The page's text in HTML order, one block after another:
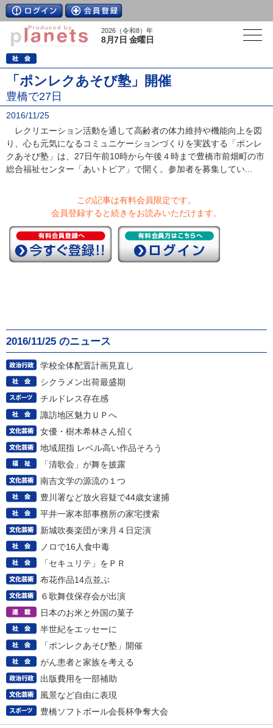
2026（令和8）年
8月7日 金曜日
「ポンレクあそび塾」開催
豊橋で27日
2016/11/25
レクリエーション活動を通して高齢者の体力維持や機能向上を図
り、心も元気になるコミュニケーションづくりを実践する「ポンレ
クあそび塾」は、27日午前10時から午後４時まで豊橋市前畑町の市
総合福祉センター「あいトピア」で開く。参加者を募集してい...
この記事は有料会員限定です。
会員登録すると続きをお読みいただけます。
2016/11/25 のニュース
学校全体配置計画見直し
シクラメン出荷最盛期
チルドレス存在感
諏訪地区魅力ＵＰへ
女優・樹木希林さん招く
地域屈指 レベル高い作品そろう
「清歌会」が舞を披露
南吉文学の源流の１つ
豊川署など放火容疑で44歳女逮捕
平井一家本部事務所の家宅捜索
新城吹奏楽団が来月４日定演
ノロで16人食中毒
「セキュリテ」をＰＲ
布花作品14点並ぶ
６歌舞伎保存会が出演
日本のお米と外国の菓子
半世紀をエッセーに
「ポンレクあそび塾」開催
がん患者と家族を考える
出版費用を一部補助
風景など自由に表現
豊橋ソフトボール会長杯争奪大会